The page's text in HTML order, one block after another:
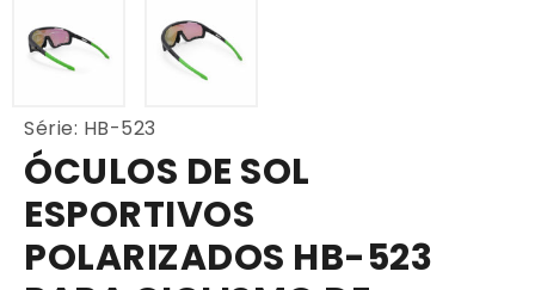
Série: HB-523
ÓCULOS DE SOL
ESPORTIVOS
POLARIZADOS HB-523